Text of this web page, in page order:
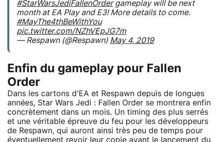
#StarWarsJediFallenOrdergameplay will be next
month at EA Play and E3! More details to come.
#MayThe4thBeWithYou
pic.twitter.com/NZhVEpJG7m
— Respawn (@Respawn) May 4, 2019
Enfin du gameplay pour Fallen
Order
Dans les cartons d'EA et Respawn depuis de longues
années, Star Wars Jedi : Fallen Order se montrera enfin
concrètement dans un mois. Un timing des plus serrés
et une véritable épreuve du feu pour les développeurs
de Respawn, qui auront ainsi très peu de temps pour
éventuellement revoir leur copie avant le lancement du